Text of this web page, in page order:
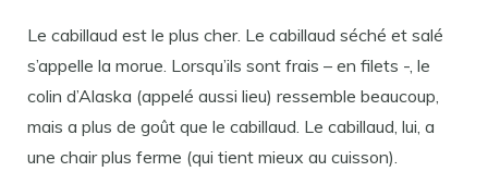
Le cabillaud est le plus cher. Le cabillaud séché et salé
s’appelle la morue. Lorsqu’ils sont frais – en filets -, le
colin d’Alaska (appelé aussi lieu) ressemble beaucoup,
mais a plus de goût que le cabillaud. Le cabillaud, lui, a
une chair plus ferme (qui tient mieux au cuisson).